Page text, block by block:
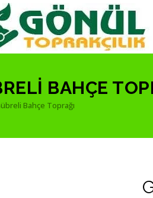
BAHÇE
Bahçe Toprağı